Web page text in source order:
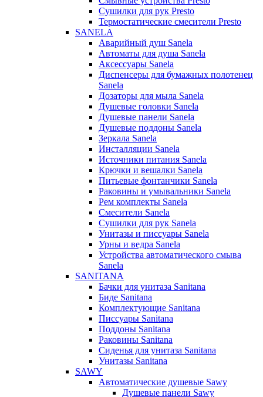
Сушилки для рук Presto
Термостатические смесители Presto
SANELA
Аварийный душ Sanela
Автоматы для душа Sanela
Аксессуары Sanela
Диспенсеры для бумажных полотенец
Sanela
Дозаторы для мыла Sanela
Душевые головки Sanela
Душевые панели Sanela
Душевые поддоны Sanela
Зеркала Sanela
Инсталляции Sanela
Источники питания Sanela
Крючки и вешалки Sanela
Питьевые фонтанчики Sanela
Раковины и умывальники Sanela
Рем комплекты Sanela
Смесители Sanela
Сушилки для рук Sanela
Унитазы и писсуары Sanela
Урны и ведра Sanela
Устройства автоматического смыва
Sanela
SANITANA
Бачки для унитаза Sanitana
Биде Sanitana
Комплектующие Sanitana
Писсуары Sanitana
Поддоны Sanitana
Раковины Sanitana
Сиденья для унитаза Sanitana
Унитазы Sanitana
SAWY
Автоматические душевые Sawy
Душевые панели Sawy